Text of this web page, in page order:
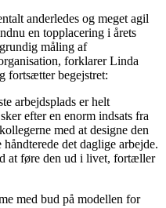
anderledes og meget agil
en topplacering i årets
måling af
forklarer Linda
fortsætter begejstret:
arbejdsplads er helt
efter en enorm indsats fra
med at designe den
det daglige arbejde.
at føre den ud i livet, fortæller
med bud på modellen for